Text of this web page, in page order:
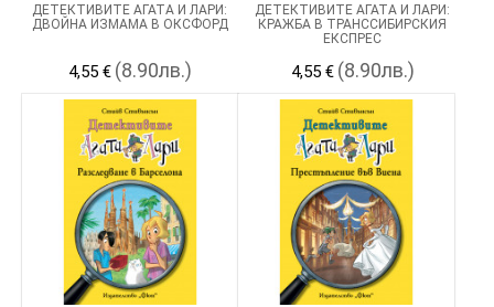
ДЕТЕКТИВИТЕ АГАТА И ЛАРИ:
ДВОЙНА ИЗМАМА В ОКСФОРД
4,55 € (8.90лв.)
ДЕТЕКТИВИТЕ АГАТА И ЛАРИ:
КРАЖБА В ТРАНССИБИРСКИЯ
ЕКСПРЕС
4,55 € (8.90лв.)